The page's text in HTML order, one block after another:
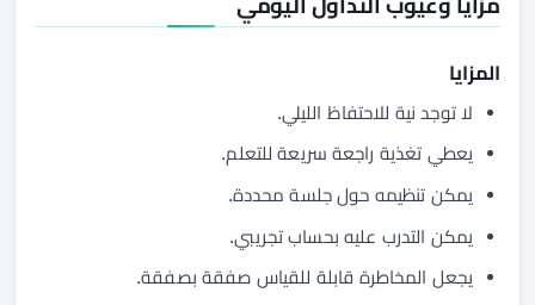
المزايا
لا توجد نية للاحتفاظ الليلي.
يعطي تغذية راجعة سريعة للتعلم.
يمكن تنظيمه حول جلسة محددة.
يمكن التدرب عليه بحساب تجريبي.
يجعل المخاطرة قابلة للقياس صفقة بصفقة.